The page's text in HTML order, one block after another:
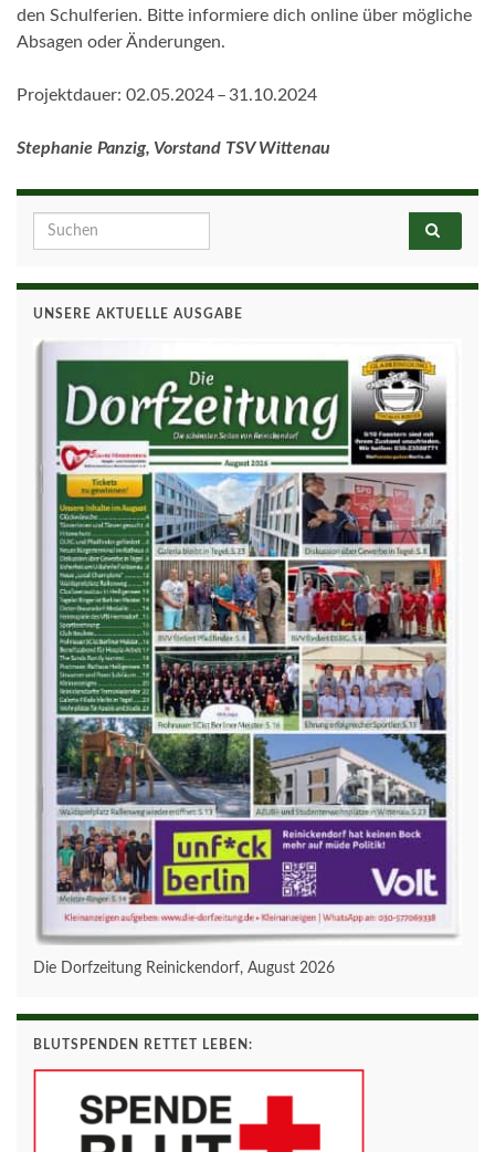
den Schulferien. Bitte informiere dich online über mögliche
Absagen oder Änderungen.
Projektdauer: 02.05.2024 – 31.10.2024
Stephanie Panzig, Vorstand TSV Wittenau
Search for:
UNSERE AKTUELLE AUSGABE
Die Dorfzeitung Reinickendorf, August 2026
BLUTSPENDEN RETTET LEBEN: